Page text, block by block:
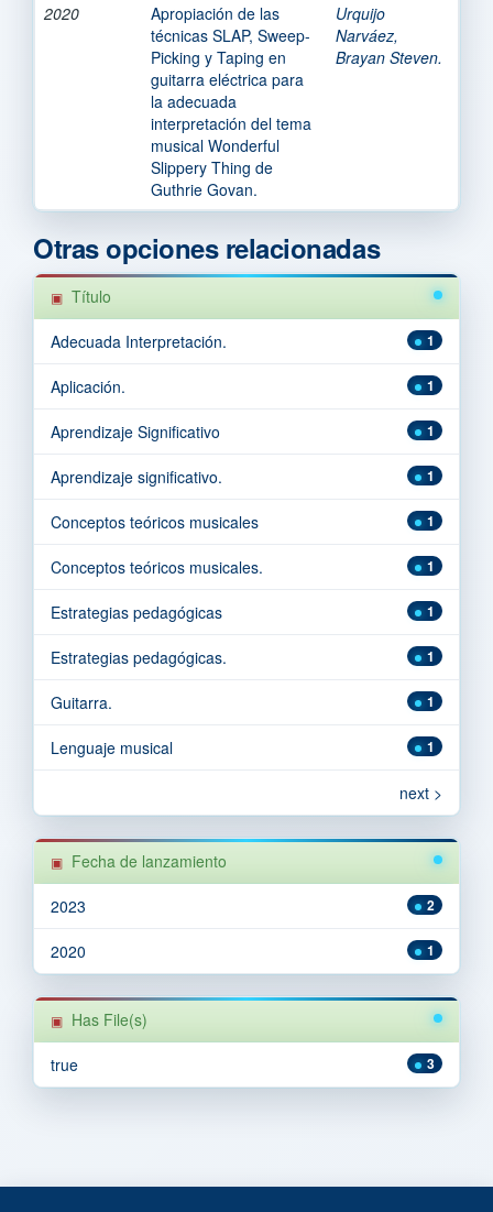
2020
Apropiación de las
técnicas SLAP, Sweep-
Picking y Taping en
guitarra eléctrica para
la adecuada
interpretación del tema
musical Wonderful
Slippery Thing de
Guthrie Govan.
Urquijo
Narváez,
Brayan Steven.
Otras opciones relacionadas
Título
1
Adecuada Interpretación.
1
Aplicación.
1
Aprendizaje Significativo
1
Aprendizaje significativo.
1
Conceptos teóricos musicales
1
Conceptos teóricos musicales.
1
Estrategias pedagógicas
1
Estrategias pedagógicas.
1
Guitarra.
1
Lenguaje musical
next >
Fecha de lanzamiento
2
2023
1
2020
Has File(s)
3
true